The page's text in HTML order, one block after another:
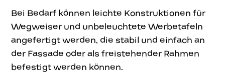
Bei Bedarf können leichte Konstruktionen für
Wegweiser und unbeleuchtete Werbetafeln
angefertigt werden, die stabil und einfach an
der Fassade oder als freistehender Rahmen
befestigt werden können.